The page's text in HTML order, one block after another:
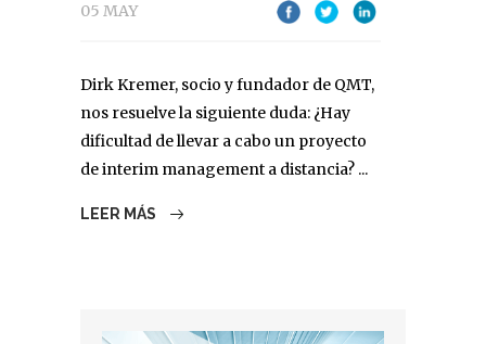
05 MAY
Dirk Kremer, socio y fundador de QMT,
nos resuelve la siguiente duda: ¿Hay
dificultad de llevar a cabo un proyecto
de interim management a distancia? ...
LEER MÁS